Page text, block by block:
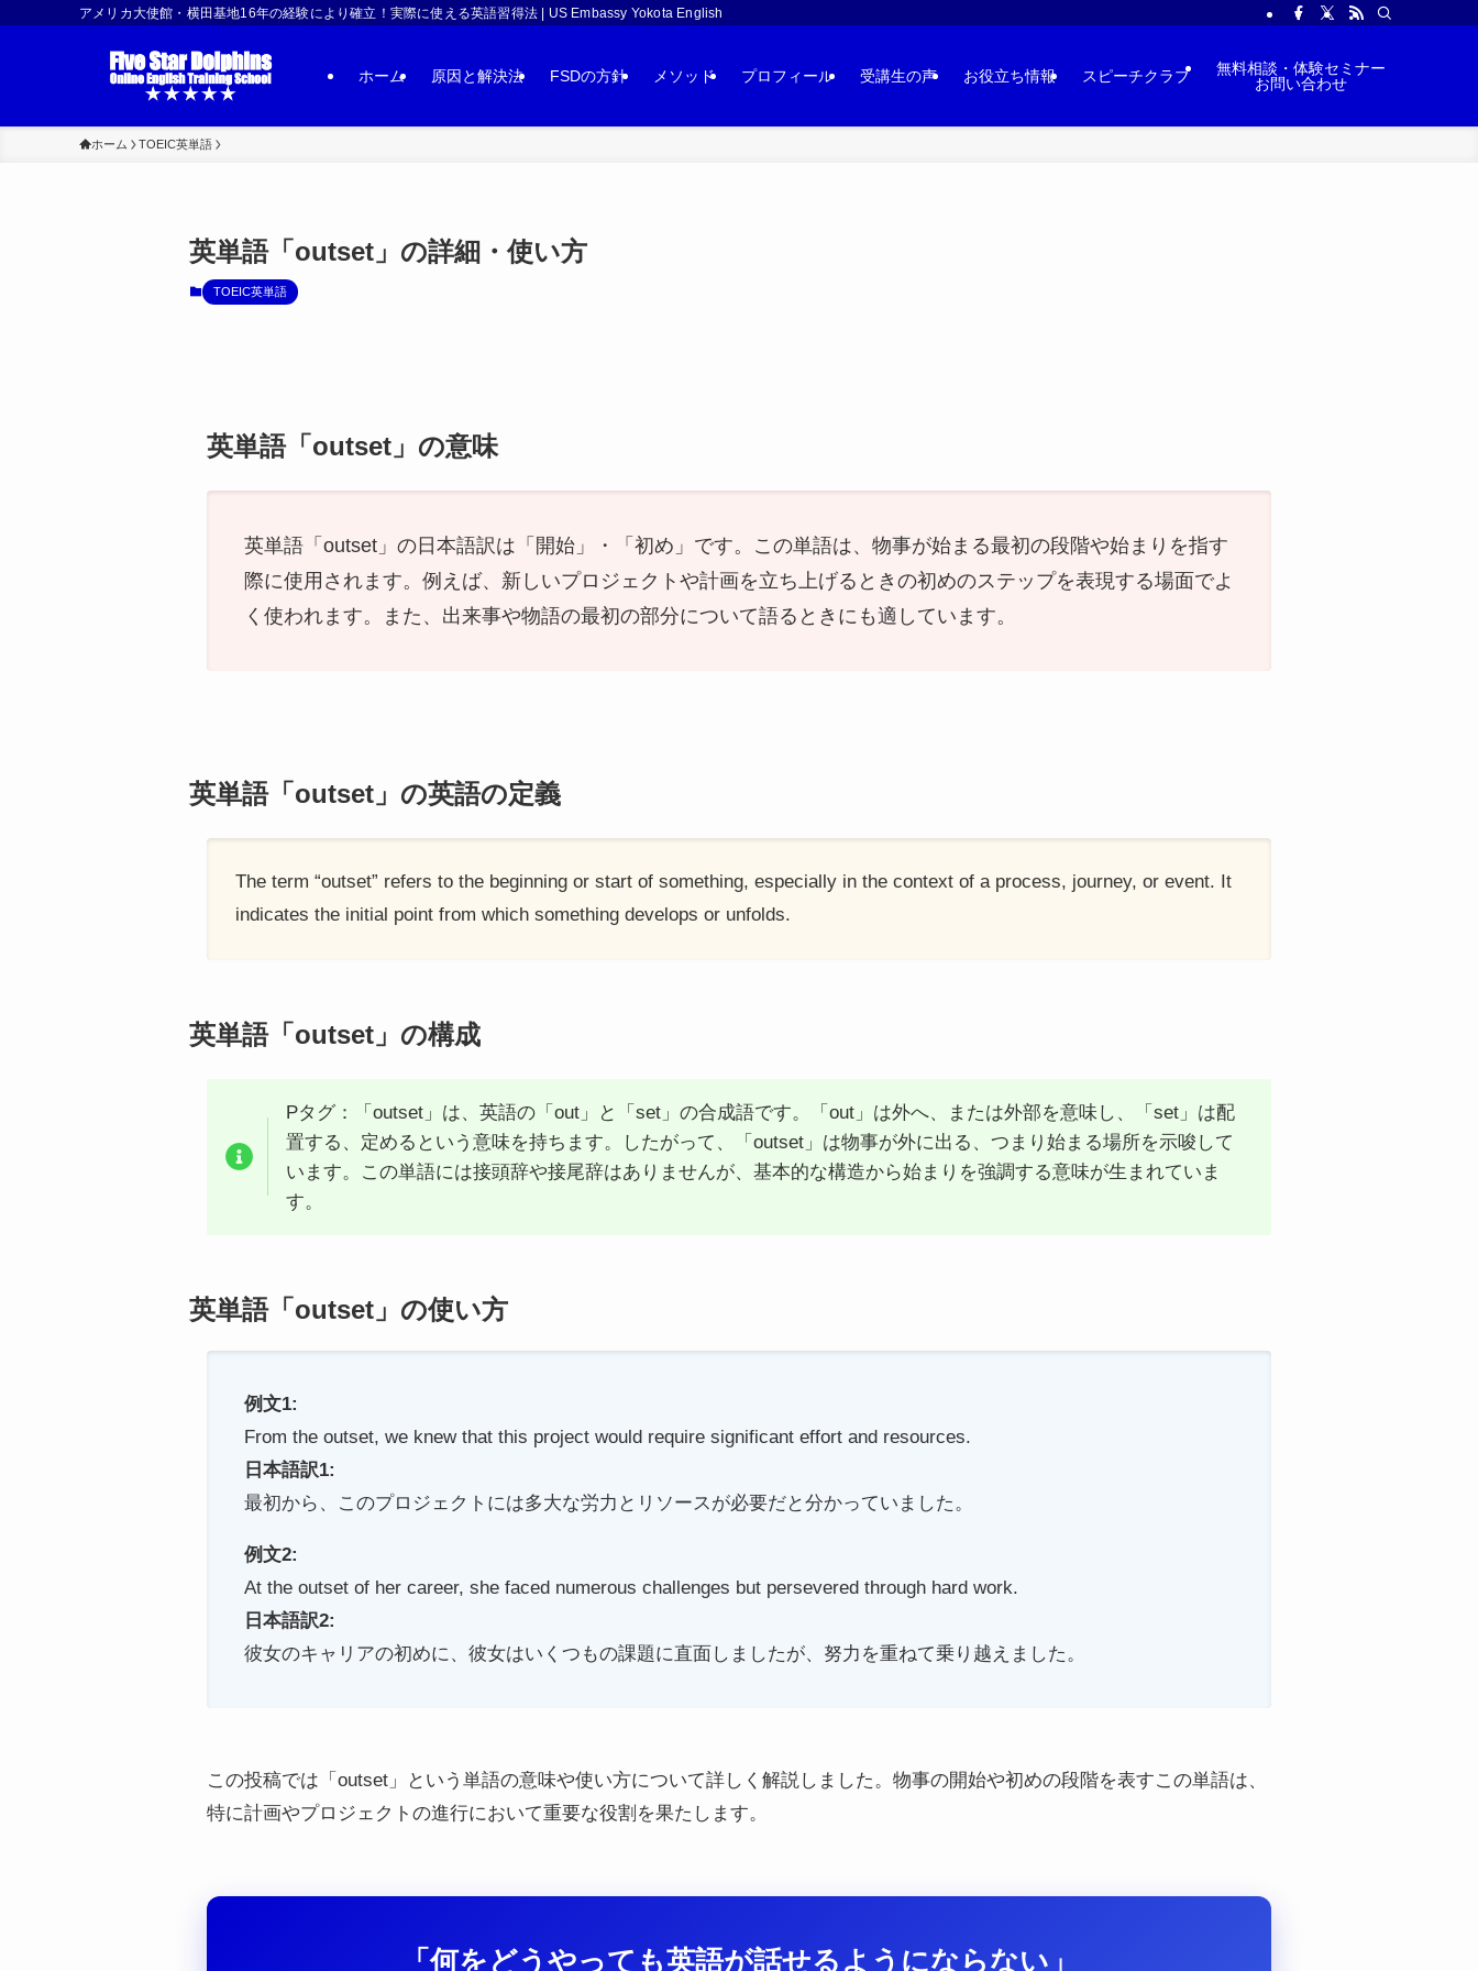
アメリカ大使館・横田基地16年の経験により確立！実際に使える英語習得法 | US Embassy Yokota English
ホーム 原因と解決法 FSDの方針 メソッド プロフィール 受講生の声 お役立ち情報 スピーチクラブ
無料相談・体験セミナー
お問い合わせ
ホーム TOEIC英単語
英単語「outset」の詳細・使い方
TOEIC英単語
英単語「outset」の意味
英単語「outset」の日本語訳は「開始」・「初め」です。この単語は、物事が始まる最初の段階や始まりを指す
際に使用されます。例えば、新しいプロジェクトや計画を立ち上げるときの初めのステップを表現する場面でよ
く使われます。また、出来事や物語の最初の部分について語るときにも適しています。
英単語「outset」の英語の定義
The term “outset” refers to the beginning or start of something, especially in the context of a process, journey, or event. It
indicates the initial point from which something develops or unfolds.
英単語「outset」の構成
Pタグ：「outset」は、英語の「out」と「set」の合成語です。「out」は外へ、または外部を意味し、「set」は配
置する、定めるという意味を持ちます。したがって、「outset」は物事が外に出る、つまり始まる場所を示唆して
います。この単語には接頭辞や接尾辞はありませんが、基本的な構造から始まりを強調する意味が生まれていま
す。
英単語「outset」の使い方
例文1:
From the outset, we knew that this project would require significant effort and resources.
日本語訳1:
最初から、このプロジェクトには多大な労力とリソースが必要だと分かっていました。
例文2:
At the outset of her career, she faced numerous challenges but persevered through hard work.
日本語訳2:
彼女のキャリアの初めに、彼女はいくつもの課題に直面しましたが、努力を重ねて乗り越えました。
この投稿では「outset」という単語の意味や使い方について詳しく解説しました。物事の開始や初めの段階を表すこの単語は、
特に計画やプロジェクトの進行において重要な役割を果たします。
「何をどうやっても英語が話せるようにならない」